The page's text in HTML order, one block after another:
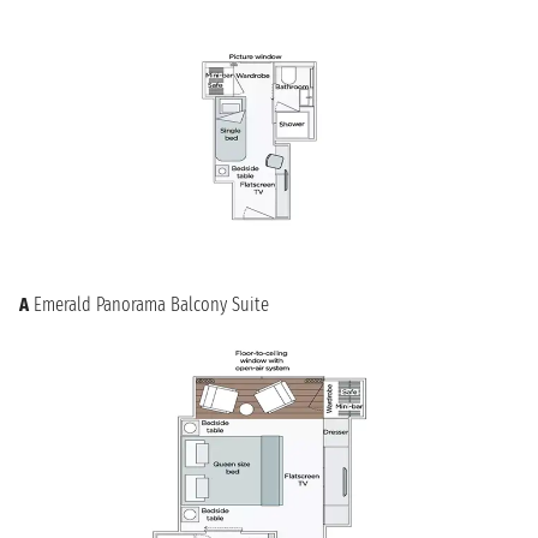
Budapest non è solo una tappa, ma un punto di partenza per
un'esperienza indimenticabile che arricchirà il vostro spirito e
A Emerald Panorama Balcony Suite